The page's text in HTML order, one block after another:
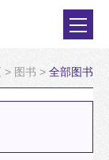
> 图书 > 全部图书